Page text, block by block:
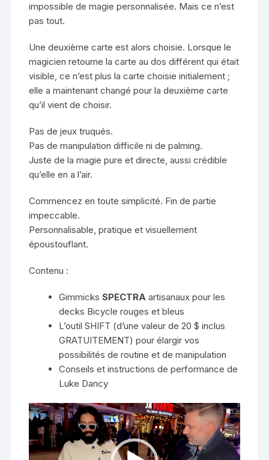
impossible de magie personnalisée. Mais ce n’est
pas tout.
Une deuxième carte est alors choisie. Lorsque le
magicien retourne la carte au dos différent qui était
visible, ce n’est plus la carte choisie initialement ;
elle a maintenant changé pour la deuxième carte
qu’il vient de choisir.
Pas de jeux truqués.
Pas de manipulation difficile ni de palming.
Juste de la magie pure et directe, aussi crédible
qu’elle en a l’air.
Commencez en toute simplicité. Fin de partie
impeccable.
Personnalisable, pratique et visuellement
époustouflant.
Contenu :
GimmicksSPECTRA artisanaux pour les
decks Bicycle rouges et bleus
L’outil SHIFT (d’une valeur de 20 $ inclus
GRATUITEMENT) pour élargir vos
possibilités de routine et de manipulation
Conseils et instructions de performance de
Luke Dancy
Lecteur
vidéo